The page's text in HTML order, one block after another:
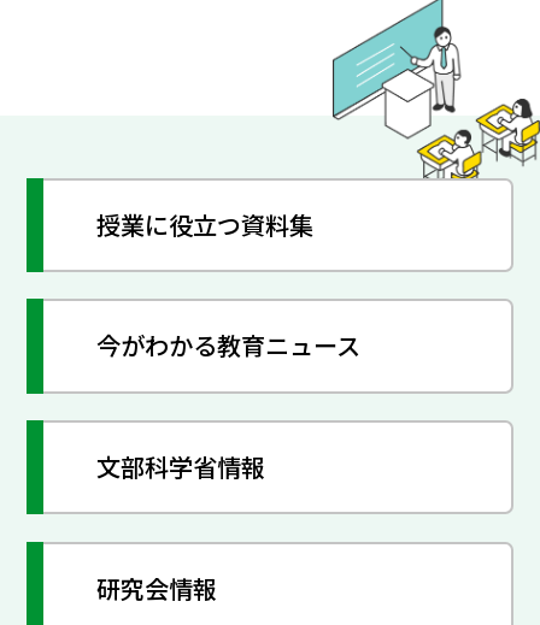
記をご参照ください。ロイロノート・スク
ールのデータを新しい学校でも使う方法
（ノートデータのインポート方法） 対象教
科・学年・小学校算数「新編 新しい算数」
準拠「単元カード」（3～6年生）・中学校
理科「新編 新しい科学」準拠「単元カー
ド」（1～3年生） なお、初回は上記教科・
ますよう何卒よろしくお願い申しあげま
す。 ※2026年6月4日に開催された【東京書
籍×LoiLo】教科書と広がる学びのポートフ
ォリオ「ロイログ」リリースイベントアー
カイブ動画はこちら
授業に役立つ資料集
今がわかる教育ニュース
文部科学省情報
研究会情報